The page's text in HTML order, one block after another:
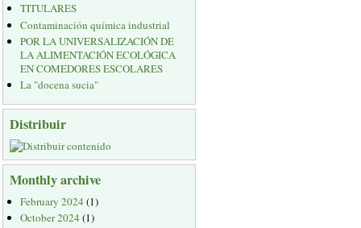
TITULARES
Contaminación química industrial
POR LA UNIVERSALIZACIÓN DE
LA ALIMENTACIÓN ECOLÓGICA
EN COMEDORES ESCOLARES
La "docena sucia"
Distribuir
Monthly archive
February 2024(1)
October 2024(1)